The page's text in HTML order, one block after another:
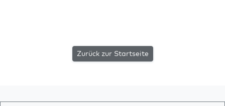
Zurück zur Startseite